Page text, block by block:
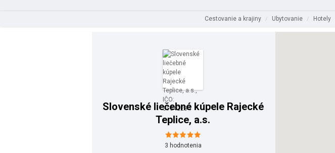
Cestovanie a krajiny / Ubytovanie / Hotely
Slovenské liečebné kúpele Rajecké
Teplice, a.s.
3 hodnotenia